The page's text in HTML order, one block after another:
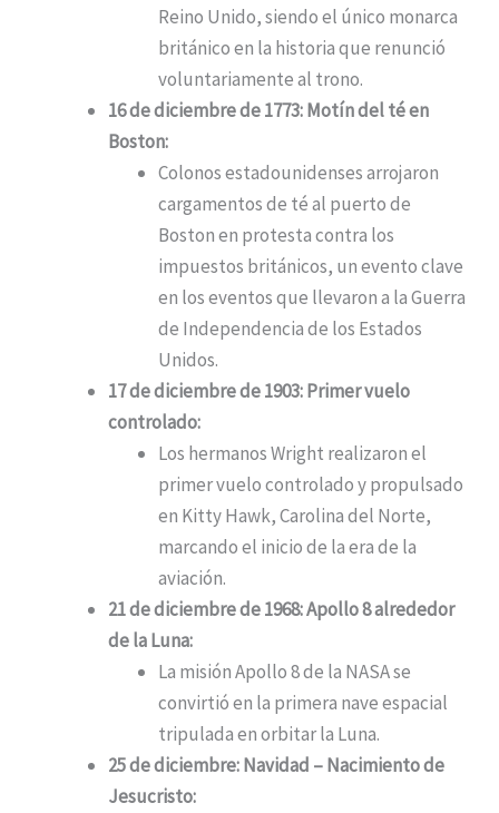
Reino Unido, siendo el único monarca
británico en la historia que renunció
voluntariamente al trono.
16 de diciembre de 1773: Motín del té en
Boston:
Colonos estadounidenses arrojaron
cargamentos de té al puerto de
Boston en protesta contra los
impuestos británicos, un evento clave
en los eventos que llevaron a la Guerra
de Independencia de los Estados
Unidos.
17 de diciembre de 1903: Primer vuelo
controlado:
Los hermanos Wright realizaron el
primer vuelo controlado y propulsado
en Kitty Hawk, Carolina del Norte,
marcando el inicio de la era de la
aviación.
21 de diciembre de 1968: Apollo 8 alrededor
de la Luna:
La misión Apollo 8 de la NASA se
convirtió en la primera nave espacial
tripulada en orbitar la Luna.
25 de diciembre: Navidad – Nacimiento de
Jesucristo: